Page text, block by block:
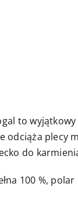
to
odciąża plecy
do
100 %,